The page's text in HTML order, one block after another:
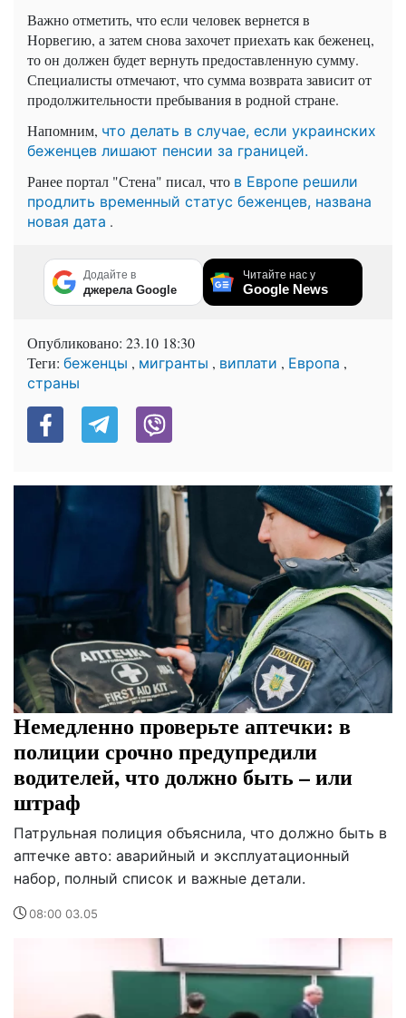
Важно отметить, что если человек вернется в
Норвегию, а затем снова захочет приехать как беженец,
то он должен будет вернуть предоставленную сумму.
Специалисты отмечают, что сумма возврата зависит от
продолжительности пребывания в родной стране.
Напомним, что делать в случае, если украинских
беженцев лишают пенсии за границей.
Ранее портал "Стена" писал, что в Европе решили
продлить временный статус беженцев, названа
новая дата .
Додайте в
джерела Google
Читайте нас у
Google News
Опубликовано: 23.10 18:30
Теги: беженцы , мигранты , виплати , Европа ,
страны
Немедленно проверьте аптечки: в
полиции срочно предупредили
водителей, что должно быть – или
штраф
Патрульная полиция объяснила, что должно быть в
аптечке авто: аварийный и эксплуатационный
набор, полный список и важные детали.
08:00 03.05